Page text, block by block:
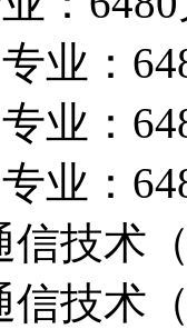
业：
业：
业：
信技术
信技术